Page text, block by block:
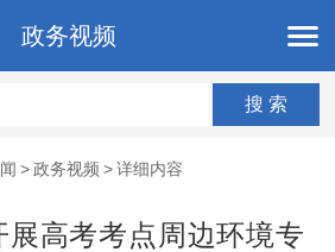
政务视频
> 政务视频 > 详细内容
展高考考点周边环境专